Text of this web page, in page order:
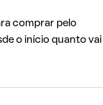
comprar pelo
o início quanto vai